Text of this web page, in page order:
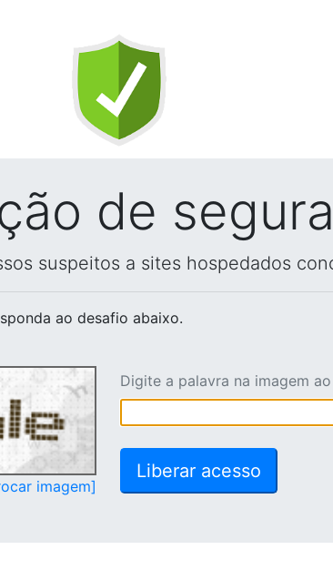
de
suspeitos a sites hospedados
ao desafio abaixo.
imagem]
Digite a palavra na imagem